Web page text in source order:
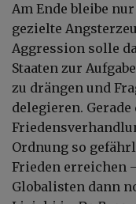
Am Ende bleibe
gezielte
Aggression solle
Staaten zur
zu drängen und
delegieren.
Ordnung so
Frieden erreichen
Globalisten dann